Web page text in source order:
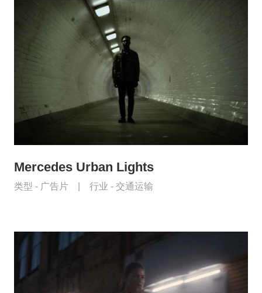
Mercedes Urban Lights
类型 - 广告片 行业 - 交通运输